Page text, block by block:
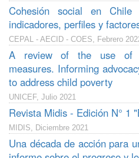
Cohesión social en
indicadores, perfiles y
CEPAL - AECID - COES, Febrero
A review of the use of
measures. Informing
to address child poverty
UNICEF, Julio 2021
Revista Midis - Edición N° 1
MIDIS, Diciembre 2021
Una década de acción para